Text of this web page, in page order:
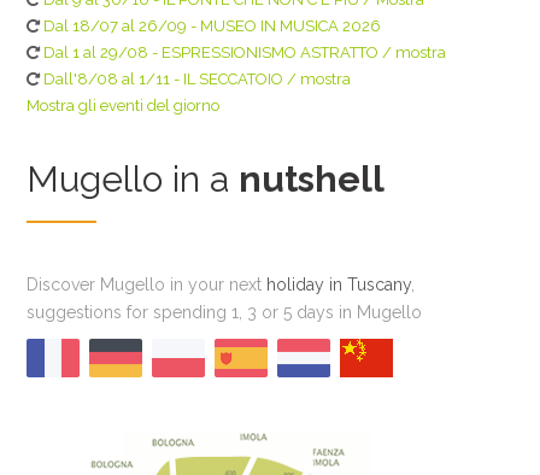
Dal 18/07 al 26/09 - MUSEO IN MUSICA 2026
Dal 1 al 29/08 - ESPRESSIONISMO ASTRATTO / mostra
Dall'8/08 al 1/11 - IL SECCATOIO / mostra
Mostra gli eventi del giorno
Mugello in a nutshell
Discover Mugello in your next holiday in Tuscany
suggestions for spending 1, 3 or 5 days in Mugello